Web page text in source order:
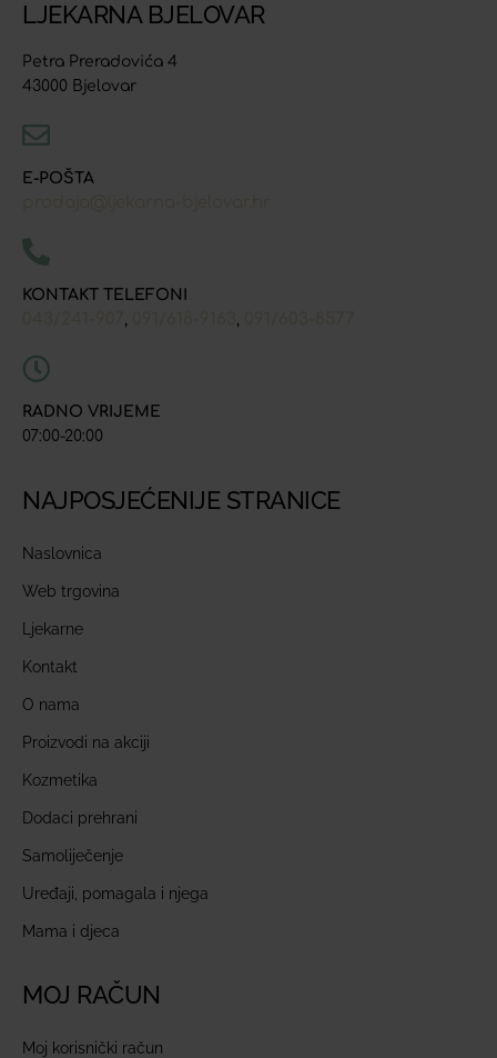
LJEKARNA BJELOVAR
Petra Preradovića 4
43000 Bjelovar
E-POŠTA
KONTAKT TELEFONI
RADNO VRIJEME
07:00-20:00
NAJPOSJEĆENIJE STRANICE
Naslovnica
Web trgovina
Ljekarne
Kontakt
O nama
Proizvodi na akciji
Kozmetika
Dodaci prehrani
Samoliječenje
Uređaji, pomagala i njega
Mama i djeca
MOJ RAČUN
Moj korisnički račun